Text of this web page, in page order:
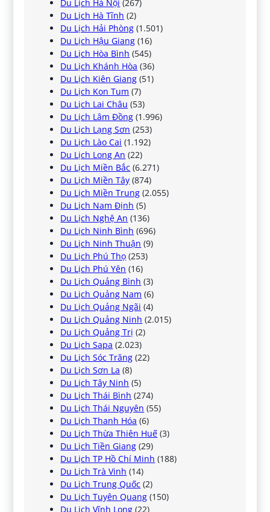
Du Lịch Hà Nội (267)
Du Lịch Hà Tĩnh (2)
Du Lịch Hải Phòng (1.501)
Du Lịch Hậu Giang (16)
Du Lịch Hòa Bình (545)
Du Lịch Khánh Hòa (36)
Du Lịch Kiên Giang (51)
Du Lịch Kon Tum (7)
Du Lịch Lai Châu (53)
Du Lịch Lâm Đồng (1.996)
Du Lịch Lạng Sơn (253)
Du Lịch Lào Cai (1.192)
Du Lịch Long An (22)
Du Lịch Miền Bắc (6.271)
Du Lịch Miền Tây (874)
Du Lịch Miền Trung (2.055)
Du Lịch Nam Định (5)
Du Lịch Nghệ An (136)
Du Lịch Ninh Bình (696)
Du Lịch Ninh Thuận (9)
Du Lịch Phú Thọ (253)
Du Lịch Phú Yên (16)
Du Lịch Quảng Bình (3)
Du Lịch Quảng Nam (6)
Du Lịch Quảng Ngãi (4)
Du Lịch Quảng Ninh (2.015)
Du Lịch Quảng Trị (2)
Du Lịch Sapa (2.023)
Du Lịch Sóc Trăng (22)
Du Lịch Sơn La (8)
Du Lịch Tây Ninh (5)
Du Lịch Thái Bình (274)
Du Lịch Thái Nguyên (55)
Du Lịch Thanh Hóa (6)
Du Lịch Thừa Thiên Huế (3)
Du Lịch Tiền Giang (29)
Du Lịch TP Hồ Chí Minh (188)
Du Lịch Trà Vinh (14)
Du Lịch Trung Quốc (2)
Du Lịch Tuyên Quang (150)
Du Lịch Vĩnh Long (22)